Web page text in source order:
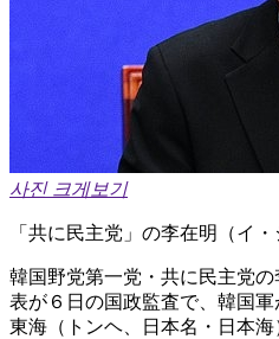
사진 크게보기
「共に民主党」の李在明（イ
韓国野党第一党・共に民主党
表が６日の国政監査で、韓国
東海（トンヘ、日本名・日本